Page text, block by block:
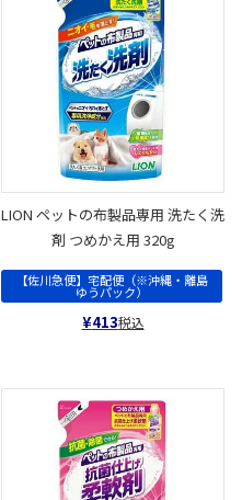
LION ペットの布製品専用 洗たく洗
剤 つめかえ用 320g
【佐川急便】宅配便（※沖縄・離島
ゆうパック）
¥413税込